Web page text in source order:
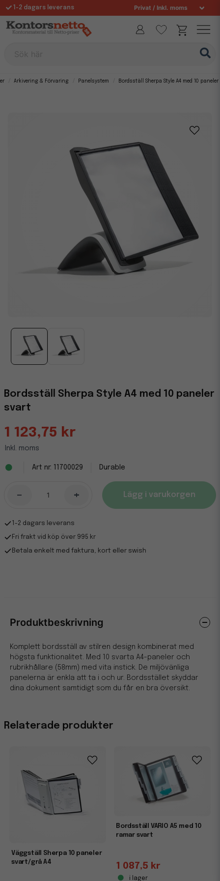
1-2 dagars leverans
Fri frakt över 995 kr
Arkivering & Förvaring Panelsystem Bordsställ Sherpa Style A4 med 10
Bordsställ Sherpa Style A4 med 10 paneler
svart
1 123,75 kr
Inkl. moms
11700029 Durable
- + Lägg i varukorgen
1-2 dagars leverans
Fri frakt vid köp över 995 kr
Betala enkelt med faktura, kort eller swish
Relaterade produkter
Väggställ Sherpa 10 paneler
svart/grå A4
Bordsställ VARIO A5 med 10
ramar svart
1 087,5 kr
i lager
Produktbeskrivning
Komplett bordsställ av stilren design kombinerat med
högsta funktionalitet. Med 10 svarta A4-paneler och
rubrikhållare (58mm) med vita instick. De miljövänliga
panelerna är enkla att ta i och ur. Bordsstället skyddar
dina dokument samtidigt som du får en bra översikt.